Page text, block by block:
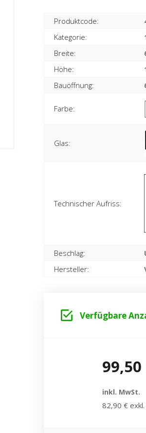
Produktcode:
Kategorie:
Breite:
Höhe:
Bauöffnung:
Farbe:
Glas:
Technischer Aufriss:
Beschlag:
Hersteller:
Verfügbare
99,50
inkl. MwSt.
82,90 € exkl.